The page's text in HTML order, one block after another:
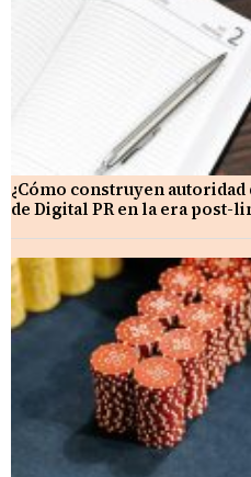
¿Cómo construyen
de Digital PR en la era post-